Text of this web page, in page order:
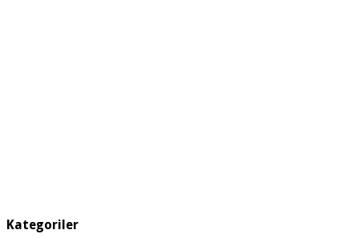
Kategoriler